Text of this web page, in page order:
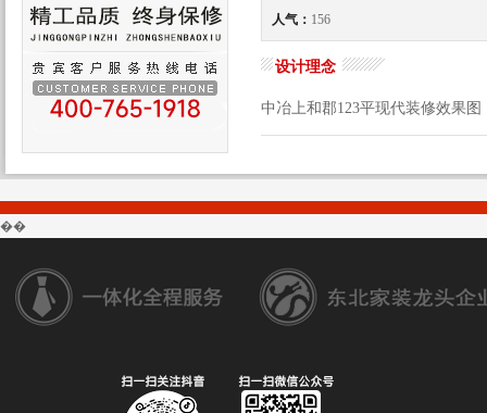
人气： 156
设计理念
中冶上和郡123平现代装修效果图
��